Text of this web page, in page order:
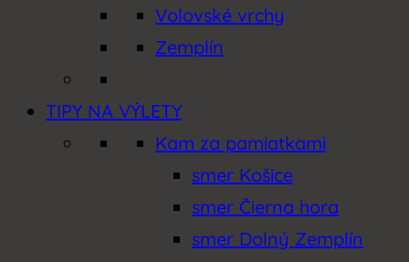
Volovské vrchy
Zemplín
TIPY NA VÝLETY
Kam za pamiatkami
smer Košice
smer Čierna hora
smer Dolný Zemplín